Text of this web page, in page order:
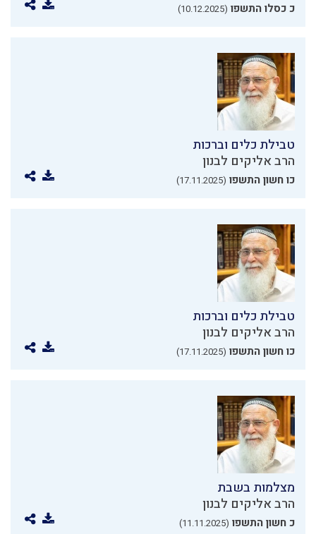
כ כסלו התשפו (10.12.2025)
טבילת כלים וברכות
הרב אליקים לבנון
כו חשון התשפו (17.11.2025)
טבילת כלים וברכות
הרב אליקים לבנון
כו חשון התשפו (17.11.2025)
מצלמות בשבת
הרב אליקים לבנון
כ חשון התשפו (11.11.2025)